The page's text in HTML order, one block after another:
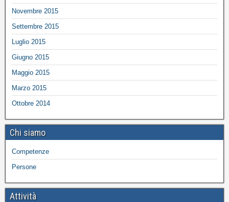
Novembre 2015
Settembre 2015
Luglio 2015
Giugno 2015
Maggio 2015
Marzo 2015
Ottobre 2014
Chi siamo
Competenze
Persone
Attività